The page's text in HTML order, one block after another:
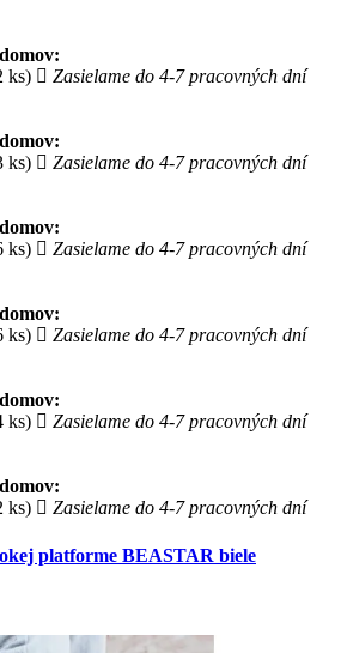
ks)
Zasielame do 4-7 pracovných dní
ks)
Zasielame do 4-7 pracovných dní
ks)
Zasielame do 4-7 pracovných dní
ks)
Zasielame do 4-7 pracovných dní
ks)
Zasielame do 4-7 pracovných dní
ks)
Zasielame do 4-7 pracovných dní
platforme BEASTAR biele